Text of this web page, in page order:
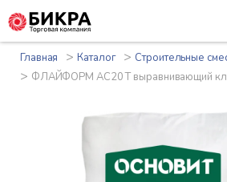
Главная >Каталог > Строительные
> ФЛАЙФОРМ AC20 T выравнивающий